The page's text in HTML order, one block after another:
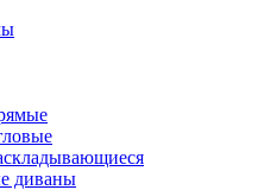
диваны